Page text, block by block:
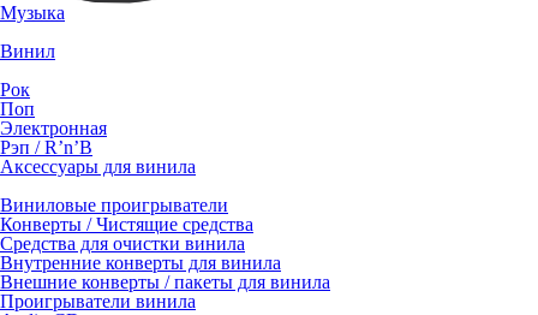
Музыка
Винил
Рок
Поп
Электронная
Рэп / R’n’B
Аксессуары для винила
Виниловые проигрыватели
Конверты / Чистящие средства
Средства для очистки винила
Внутренние конверты для винила
Внешние конверты / пакеты для винила
Проигрыватели винила